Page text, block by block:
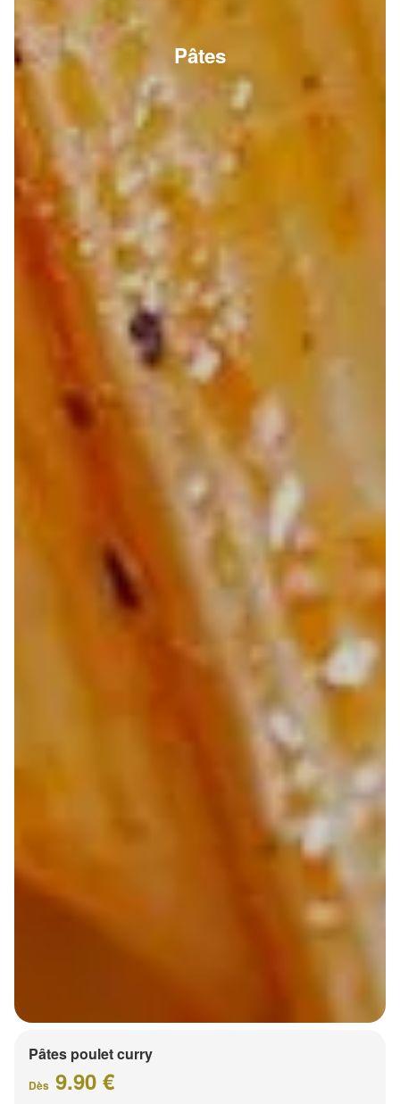
Pâtes
Pâtes poulet curry
Dès 9.90 €